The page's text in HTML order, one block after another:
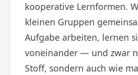
kooperative Lernformen.
kleinen Gruppen
Aufgabe arbeiten, lernen
voneinander — und zwar
Stoff, sondern auch wie